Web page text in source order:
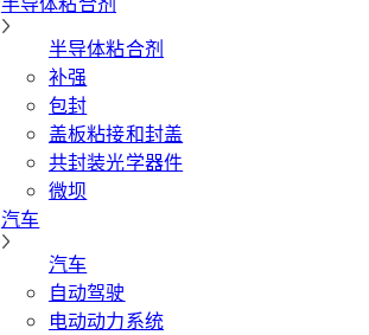
半导体粘合剂
补强
包封
盖板粘接和封盖
共封装光学器件
微坝
汽车
汽车
自动驾驶
电动动力系统